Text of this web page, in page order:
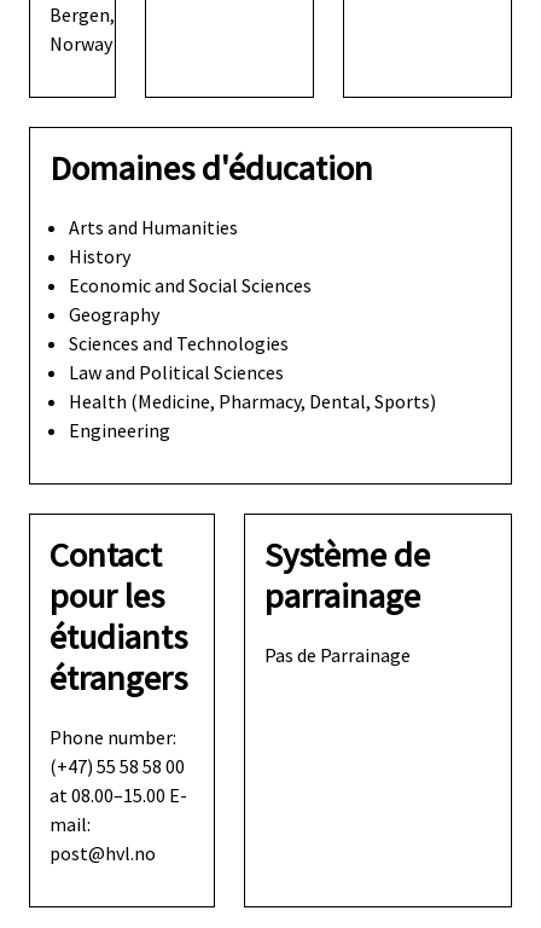
Bergen,
Norway
Domaines d'éducation
Arts and Humanities
History
Economic and Social Sciences
Geography
Sciences and Technologies
Law and Political Sciences
Health (Medicine, Pharmacy, Dental, Sports)
Engineering
Contact
pour les
étudiants
étrangers
Phone number:
(+47) 55 58 58 00
at 08.00–15.00 E-
mail:
post@hvl.no
Système de
parrainage
Pas de Parrainage